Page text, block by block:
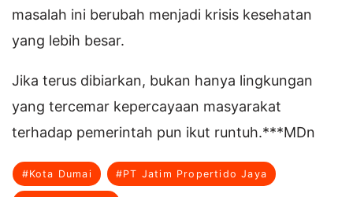
masalah ini berubah menjadi krisis kesehatan
yang lebih besar.
Jika terus dibiarkan, bukan hanya lingkungan
yang tercemar kepercayaan masyarakat
terhadap pemerintah pun ikut runtuh.***MDn
#Kota Dumai #PT Jatim Propertido Jaya